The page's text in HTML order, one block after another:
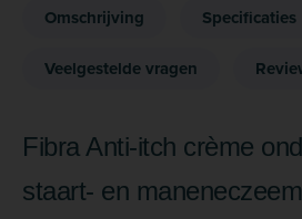
Omschrijving Specificaties
Veelgestelde vragen
Fibra Anti-itch crème
staart- en